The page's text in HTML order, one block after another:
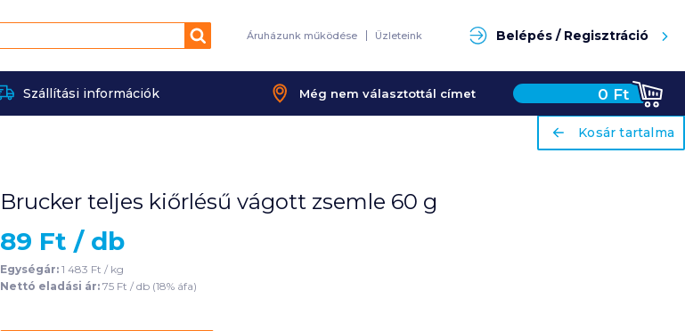
Keresés Áruházunk működése Üzleteink Belépés / Regisztráció
Szállítási információk Még nem választottál címet 0 Ft
ariaLabel
Kosár tartalma
Brucker teljes kiőrlésű vágott zsemle 60 g
89 Ft / db
Egységár: 1 483 Ft / kg
Nettó eladási ár: 75 Ft / db (18% áfa)